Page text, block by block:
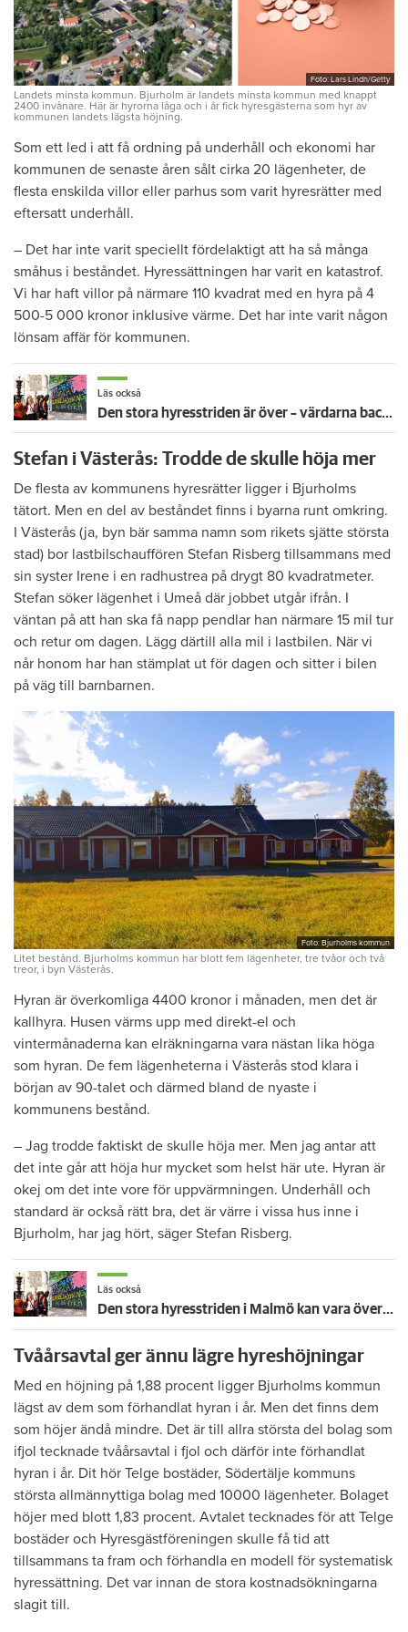
Foto: Lars Lindh/Getty
Landets minsta kommun. Bjurholm är landets minsta kommun med knappt
2400 invånare. Här är hyrorna låga och i år fick hyresgästerna som hyr av
kommunen landets lägsta höjning.
Som ett led i att få ordning på underhåll och ekonomi har
kommunen de senaste åren sålt cirka 20 lägenheter, de
flesta enskilda villor eller parhus som varit hyresrätter med
eftersatt underhåll.
– Det har inte varit speciellt fördelaktigt att ha så många
småhus i beståndet. Hyressättningen har varit en katastrof.
Vi har haft villor på närmare 110 kvadrat med en hyra på 4
500-5 000 kronor inklusive värme. Det har inte varit någon
lönsam affär för kommunen.
Läs också
Den stora hyresstriden är över – värdarna backar om dubbelhöjningen
Stefan i Västerås: Trodde de skulle höja mer
De flesta av kommunens hyresrätter ligger i Bjurholms
tätort. Men en del av beståndet finns i byarna runt omkring.
I Västerås (ja, byn bär samma namn som rikets sjätte största
stad) bor lastbilschauffören Stefan Risberg tillsammans med
sin syster Irene i en radhustrea på drygt 80 kvadratmeter.
Stefan söker lägenhet i Umeå där jobbet utgår ifrån. I
väntan på att han ska få napp pendlar han närmare 15 mil tur
och retur om dagen. Lägg därtill alla mil i lastbilen. När vi
når honom har han stämplat ut för dagen och sitter i bilen
på väg till barnbarnen.
Foto: Bjurholms kommun
Litet bestånd. Bjurholms kommun har blott fem lägenheter, tre tvåor och två
treor, i byn Västerås.
Hyran är överkomliga 4400 kronor i månaden, men det är
kallhyra. Husen värms upp med direkt-el och
vintermånaderna kan elräkningarna vara nästan lika höga
som hyran. De fem lägenheterna i Västerås stod klara i
början av 90-talet och därmed bland de nyaste i
kommunens bestånd.
– Jag trodde faktiskt de skulle höja mer. Men jag antar att
det inte går att höja hur mycket som helst här ute. Hyran är
okej om det inte vore för uppvärmningen. Underhåll och
standard är också rätt bra, det är värre i vissa hus inne i
Bjurholm, har jag hört, säger Stefan Risberg.
Läs också
Den stora hyresstriden i Malmö kan vara över: ”Värdarna har tagit sitt förnuft till fånga”
Tvåårsavtal ger ännu lägre hyreshöjningar
Med en höjning på 1,88 procent ligger Bjurholms kommun
lägst av dem som förhandlat hyran i år. Men det finns dem
som höjer ändå mindre. Det är till allra största del bolag som
ifjol tecknade tvåårsavtal i fjol och därför inte förhandlat
hyran i år. Dit hör Telge bostäder, Södertälje kommuns
största allmännyttiga bolag med 10000 lägenheter. Bolaget
höjer med blott 1,83 procent. Avtalet tecknades för att Telge
bostäder och Hyresgästföreningen skulle få tid att
tillsammans ta fram och förhandla en modell för systematisk
hyressättning. Det var innan de stora kostnadsökningarna
slagit till.